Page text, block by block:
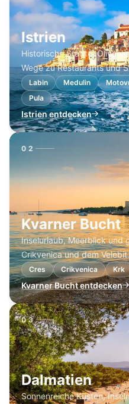
Istrien
Historische Städte,
Wege zu Restaurants und
Labin Medulin
Pula
Istrien entdecken
02
Kvarner Bucht
Inselurlaub, Meerblick und
Crikvenica und dem Velebit.
Cres Crikvenica Krk
Kvarner Bucht entdecken
03
Dalmatien
Sonnenreiche Küsten,